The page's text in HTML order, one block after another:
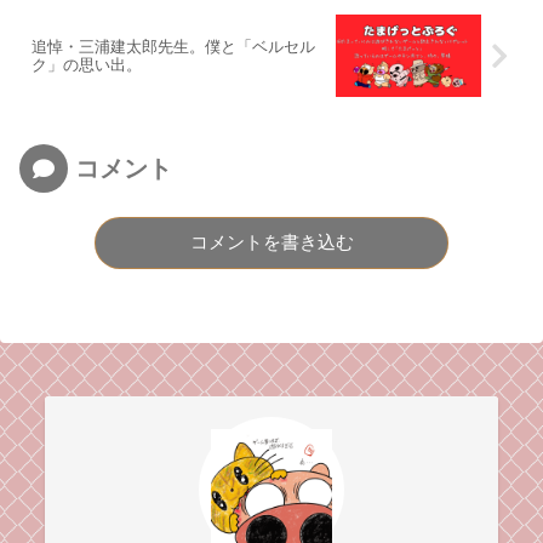
追悼・三浦建太郎先生。僕と「ベルセル
ク」の思い出。
コメント
コメントを書き込む